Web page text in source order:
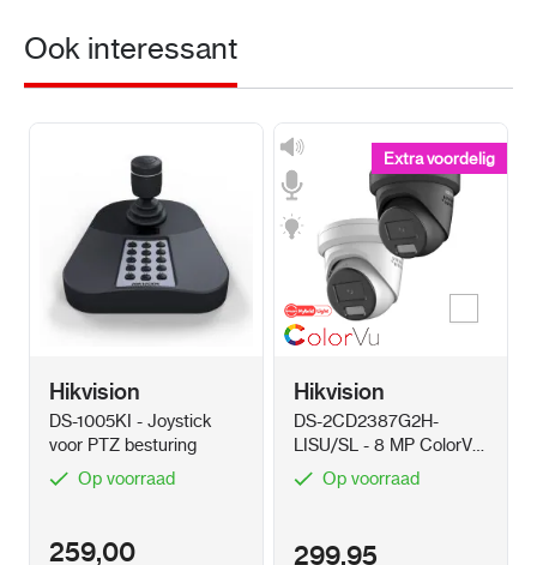
Ook interessant
Hikvision
DS-1005KI - Joystick
voor PTZ besturing
Op voorraad
259,00
Extra voordelig
Extra voordelig
Kleur
Hikvision
DS-2CD2387G2H-
LISU/SL - 8 MP ColorVu
HybridOp voorraad
299,95